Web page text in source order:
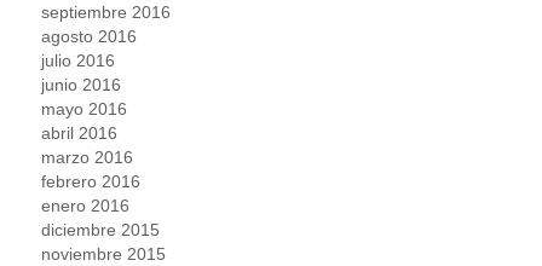
septiembre 2016
agosto 2016
julio 2016
junio 2016
mayo 2016
abril 2016
marzo 2016
febrero 2016
enero 2016
diciembre 2015
noviembre 2015